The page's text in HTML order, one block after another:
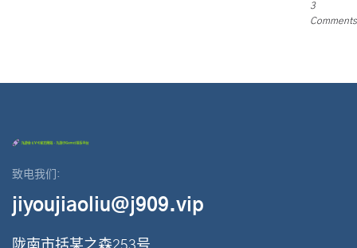
3
Comments
致电我们:
jiyoujiaoliu@j909.vip